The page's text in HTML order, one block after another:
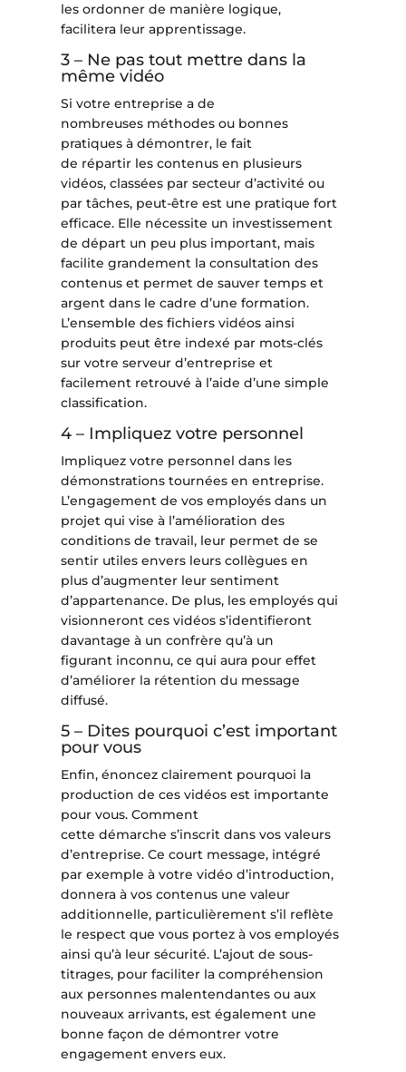
les ordonner de manière logique,
facilitera leur apprentissage.
3 – Ne pas tout mettre dans la
même vidéo
Si votre entreprise a de
nombreuses méthodes ou bonnes
pratiques à démontrer, le fait
de répartir les contenus en plusieurs
vidéos, classées par secteur d’activité ou
par tâches, peut-être est une pratique fort
efficace. Elle nécessite un investissement
de départ un peu plus important, mais
facilite grandement la consultation des
contenus et permet de sauver temps et
argent dans le cadre d’une formation.
L’ensemble des fichiers vidéos ainsi
produits peut être indexé par mots-clés
sur votre serveur d’entreprise et
facilement retrouvé à l’aide d’une simple
classification.
4 – Impliquez votre personnel
Impliquez votre personnel dans les
démonstrations tournées en entreprise.
L’engagement de vos employés dans un
projet qui vise à l’amélioration des
conditions de travail, leur permet de se
sentir utiles envers leurs collègues en
plus d’augmenter leur sentiment
d’appartenance. De plus, les employés qui
visionneront ces vidéos s’identifieront
davantage à un confrère qu’à un
figurant inconnu, ce qui aura pour effet
d’améliorer la rétention du message
diffusé.
5 – Dites pourquoi c’est important
pour vous
Enfin, énoncez clairement pourquoi la
production de ces vidéos est importante
pour vous. Comment
cette démarche s’inscrit dans vos valeurs
d’entreprise. Ce court message, intégré
par exemple à votre vidéo d’introduction,
donnera à vos contenus une valeur
additionnelle, particulièrement s’il reflète
le respect que vous portez à vos employés
ainsi qu’à leur sécurité. L’ajout de sous-
titrages, pour faciliter la compréhension
aux personnes malentendantes ou aux
nouveaux arrivants, est également une
bonne façon de démontrer votre
engagement envers eux.